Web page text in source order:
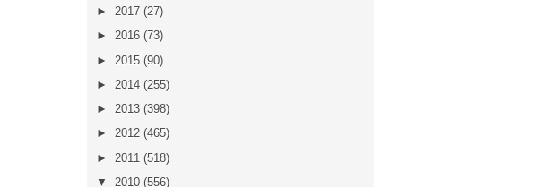
► 2017 (27)
► 2016 (73)
► 2015 (90)
► 2014 (255)
► 2013 (398)
► 2012 (465)
► 2011 (518)
▼ 2010 (556)